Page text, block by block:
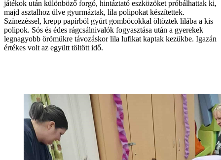
játékok után különböző forgó, hintáztató eszközöket próbálhattak ki,
majd asztalhoz ülve gyurmáztak, lila polipokat készítettek.
Színezéssel, krepp papírból gyúrt gombócokkal öltöztek lilába a kis
polipok. Sós és édes rágcsálnivalók fogyasztása után a gyerekek
legnagyobb örömükre távozáskor lila lufikat kaptak kezükbe. Igazán
értékes volt az együtt töltött idő.